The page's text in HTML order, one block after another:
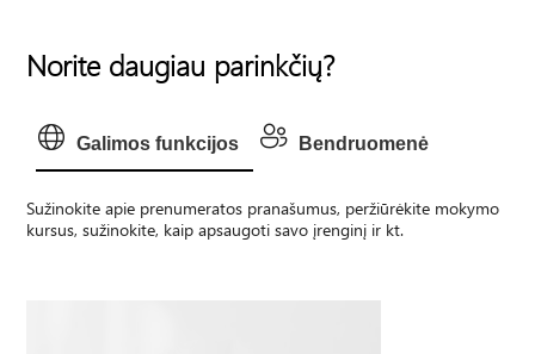
Norite daugiau parinkčių?
Galimos funkcijos Bendruomenė
Sužinokite apie prenumeratos pranašumus, peržiūrėkite mokymo
kursus, sužinokite, kaip apsaugoti savo įrenginį ir kt.